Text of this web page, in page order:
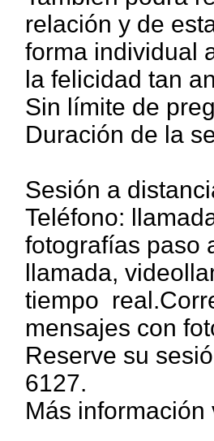
relación y de
forma individual
la felicidad tan
Sin límite de
Duración de la
Sesión a
Teléfono:
fotografías paso
llamada,
tiempo
mensajes con
Reserve su
6127.
Más información